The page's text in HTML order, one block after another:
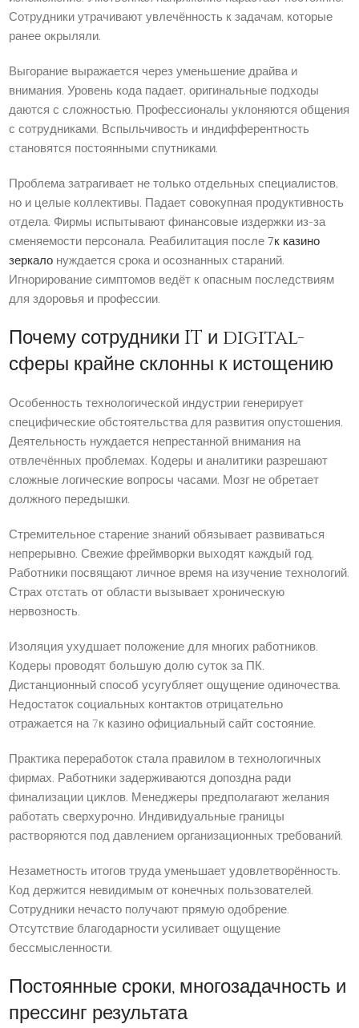
Сотрудники утрачивают увлечённость к задачам, которые
ранее окрыляли.
Выгорание выражается через уменьшение драйва и
внимания. Уровень кода падает, оригинальные подходы
даются с сложностью. Профессионалы уклоняются общения
с сотрудниками. Вспыльчивость и индифферентность
становятся постоянными спутниками.
Проблема затрагивает не только отдельных специалистов,
но и целые коллективы. Падает совокупная продуктивность
отдела. Фирмы испытывают финансовые издержки из-за
сменяемости персонала. Реабилитация после7к казино
зеркало нуждается срока и осознанных стараний.
Игнорирование симптомов ведёт к опасным последствиям
для здоровья и профессии.
Почему сотрудники IT и digital-
сферы крайне склонны к истощению
Особенность технологической индустрии генерирует
специфические обстоятельства для развития опустошения.
Деятельность нуждается непрестанной внимания на
отвлечённых проблемах. Кодеры и аналитики разрешают
сложные логические вопросы часами. Мозг не обретает
должного передышки.
Стремительное старение знаний обязывает развиваться
непрерывно. Свежие фреймворки выходят каждый год.
Работники посвящают личное время на изучение технологий.
Страх отстать от области вызывает хроническую
нервозность.
Изоляция ухудшает положение для многих работников.
Кодеры проводят большую долю суток за ПК.
Дистанционный способ усугубляет ощущение одиночества.
Недостаток социальных контактов отрицательно
отражается на 7к казино официальный сайт состояние.
Практика переработок стала правилом в технологичных
фирмах. Работники задерживаются допоздна ради
финализации циклов. Менеджеры предполагают желания
работать сверхурочно. Индивидуальные границы
растворяются под давлением организационных требований.
Незаметность итогов труда уменьшает удовлетворённость.
Код держится невидимым от конечных пользователей.
Сотрудники нечасто получают прямую одобрение.
Отсутствие благодарности усиливает ощущение
бессмысленности.
Постоянные сроки, многозадачность и
прессинг результата